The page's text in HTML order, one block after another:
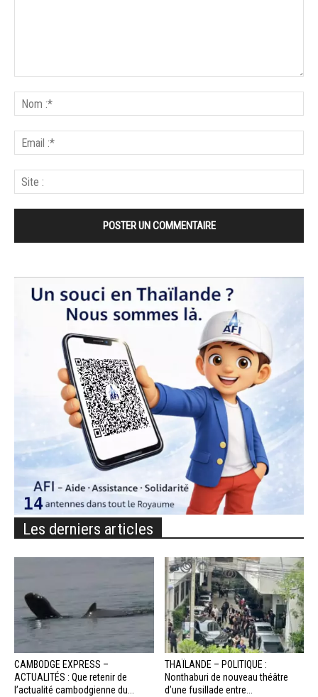
Les derniers articles
CAMBODGE EXPRESS –
ACTUALITÉS : Que retenir de
l’actualité cambodgienne du...
THAÏLANDE – POLITIQUE :
Nonthaburi de nouveau théâtre
d’une fusillade entre...